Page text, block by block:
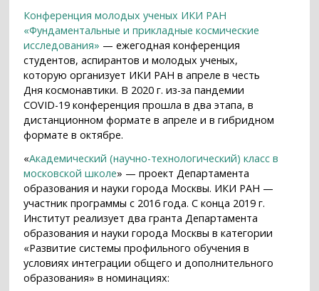
Конференция молодых ученых ИКИ РАН
«Фундаментальные и прикладные космические
исследования» — ежегодная конференция
студентов, аспирантов и молодых ученых,
которую организует ИКИ РАН в апреле в честь
Дня космонавтики. В 2020 г. из-за пандемии
COVID-19 конференция прошла в два этапа, в
дистанционном формате в апреле и в гибридном
формате в октябре.
«Академический (научно-технологический) класс в
московской школе» — проект Департамента
образования и науки города Москвы. ИКИ РАН —
участник программы с 2016 года. С конца 2019 г.
Институт реализует два гранта Департамента
образования и науки города Москвы в категории
«Развитие системы профильного обучения в
условиях интеграции общего и дополнительного
образования» в номинациях: